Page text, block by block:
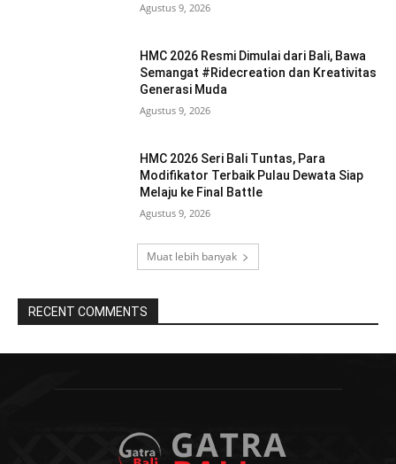
Agustus 9, 2026
HMC 2026 Resmi Dimulai dari Bali, Bawa
Semangat #Ridecreation dan Kreativitas
Generasi Muda
Agustus 9, 2026
HMC 2026 Seri Bali Tuntas, Para
Modifikator Terbaik Pulau Dewata Siap
Melaju ke Final Battle
Agustus 9, 2026
Muat lebih banyak
RECENT COMMENTS